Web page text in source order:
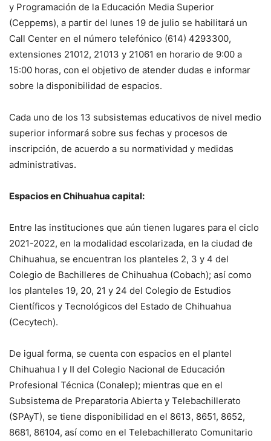
y Programación de la Educación Media Superior
(Ceppems), a partir del lunes 19 de julio se habilitará un
Call Center en el número telefónico (614) 4293300,
extensiones 21012, 21013 y 21061 en horario de 9:00 a
15:00 horas, con el objetivo de atender dudas e informar
sobre la disponibilidad de espacios.
Cada uno de los 13 subsistemas educativos de nivel medio
superior informará sobre sus fechas y procesos de
inscripción, de acuerdo a su normatividad y medidas
administrativas.
Espacios en Chihuahua capital:
Entre las instituciones que aún tienen lugares para el ciclo
2021-2022, en la modalidad escolarizada, en la ciudad de
Chihuahua, se encuentran los planteles 2, 3 y 4 del
Colegio de Bachilleres de Chihuahua (Cobach); así como
los planteles 19, 20, 21 y 24 del Colegio de Estudios
Científicos y Tecnológicos del Estado de Chihuahua
(Cecytech).
De igual forma, se cuenta con espacios en el plantel
Chihuahua I y II del Colegio Nacional de Educación
Profesional Técnica (Conalep); mientras que en el
Subsistema de Preparatoria Abierta y Telebachillerato
(SPAyT), se tiene disponibilidad en el 8613, 8651, 8652,
8681, 86104, así como en el Telebachillerato Comunitario